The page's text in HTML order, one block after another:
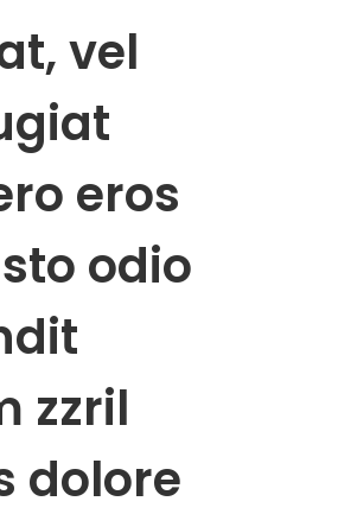
vel
eros
odio
zzril
dolore